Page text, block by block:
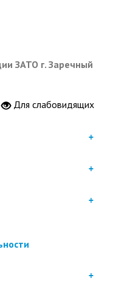
ЗАТО г. Заречный
Для слабовидящих